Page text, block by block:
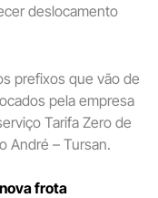
deslocamento
prefixos que vão de
pela empresa
Tarifa Zero de
André – Tursan.
frota